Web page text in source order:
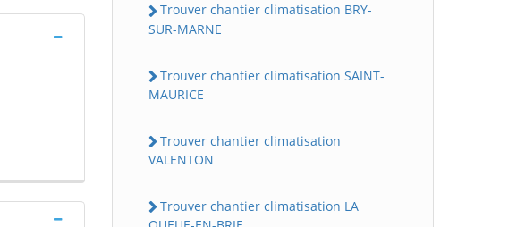
Trouver chantier climatisation BRY-
SUR-MARNE
Trouver chantier climatisation SAINT-
MAURICE
Trouver chantier climatisation
VALENTON
Trouver chantier climatisation LA